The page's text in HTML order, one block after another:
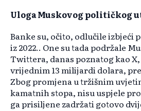
Uloga Muskovog političkog
Banke su, očito, odlučile izbjeći
iz 2022.. One su tada podržale
Twittera, danas poznatog kao
vrijednim 13 milijardi dolara,
Zbog promjena u tržišnim
kamatnih stopa, nisu uspjele
ga prisiljene zadržati gotovo